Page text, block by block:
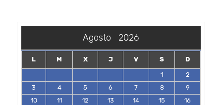
Agosto 2026
L M X J V S
D
1
2
3
4 5 6 7 8
9
10
11 12 13 14 15
16